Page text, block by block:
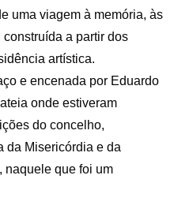
uma viagem à memória, às
a partir dos
artística.
e encenada por Eduardo
onde estiveram
do concelho,
da Misericórdia e da
naquele que foi um